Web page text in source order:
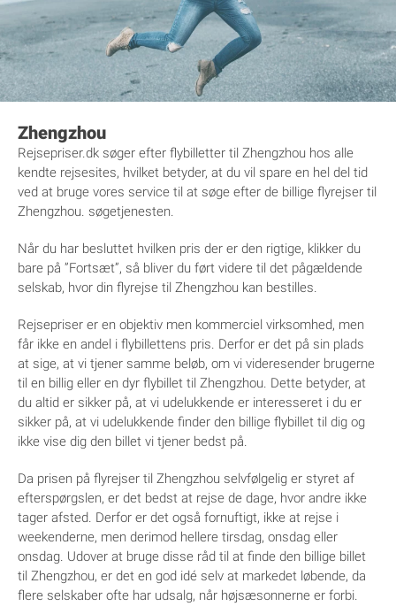
Zhengzhou
Rejsepriser.dk søger efter flybilletter til Zhengzhou hos alle
kendte rejsesites, hvilket betyder, at du vil spare en hel del tid
ved at bruge vores service til at søge efter de billige flyrejser til
Zhengzhou. søgetjenesten.
Når du har besluttet hvilken pris der er den rigtige, klikker du
bare på ”Fortsæt”, så bliver du ført videre til det pågældende
selskab, hvor din flyrejse til Zhengzhou kan bestilles.
Rejsepriser er en objektiv men kommerciel virksomhed, men
får ikke en andel i flybillettens pris. Derfor er det på sin plads
at sige, at vi tjener samme beløb, om vi videresender brugerne
til en billig eller en dyr flybillet til Zhengzhou. Dette betyder, at
du altid er sikker på, at vi udelukkende er interesseret i du er
sikker på, at vi udelukkende finder den billige flybillet til dig og
ikke vise dig den billet vi tjener bedst på.
Da prisen på flyrejser til Zhengzhou selvfølgelig er styret af
efterspørgslen, er det bedst at rejse de dage, hvor andre ikke
tager afsted. Derfor er det også fornuftigt, ikke at rejse i
weekenderne, men derimod hellere tirsdag, onsdag eller
onsdag. Udover at bruge disse råd til at finde den billige billet
til Zhengzhou, er det en god idé selv at markedet løbende, da
flere selskaber ofte har udsalg, når højsæsonnerne er forbi.